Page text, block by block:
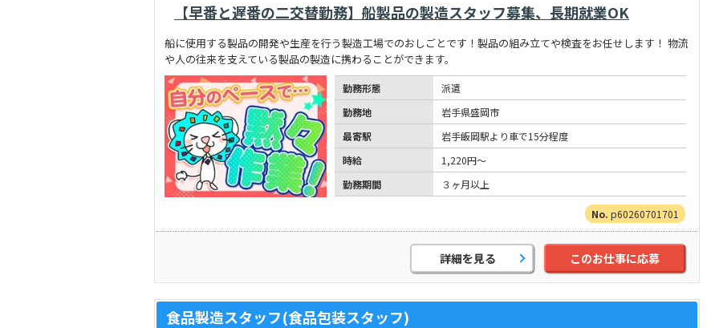
【早番と遅番の二交替勤務】船製品の製造スタッフ募集、長期就業OK
船に使用する製品の開発や生産を行う製造工場でのおしごとです！製品の組み立てや検査をお任せします！ 物流
や人の往来を支えている製品の製造に携わることができます。
勤務形態
派遣
勤務地
岩手県盛岡市
最寄駅
岩手飯岡駅より車で15分程度
時給
1,220円～
勤務期間
３ヶ月以上
p60260701701
詳細を見る このお仕事に応募
食品製造スタッフ(食品包装スタッフ)